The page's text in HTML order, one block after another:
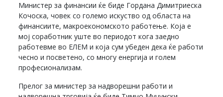
Министер за финансии ќе биде Гордана Димитриеска
Кочоска, човек со големо искуство од областа на
финансиите, макроекономското работење. Која е
мој соработник уште во периодот кога заедно
работевме во ЕЛЕМ и која сум убеден дека ќе работи
чесно и посветено, со многу енергија и голем
професионализам.
Прелог за министер за надворешни работи и